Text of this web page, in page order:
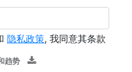
隐私政策, 我同意其条款
趋势